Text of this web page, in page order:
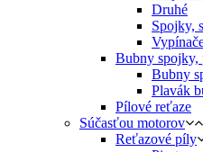
Druhé
Spojky,
Bubny spojky,
Bubny
Plavák
Pílové reťaze
Súčasťou motorov
Reťazové píly